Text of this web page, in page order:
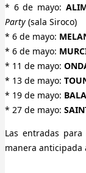
* 6 de mayo:
Party (sala Siroco)
* 6 de mayo:
* 6 de mayo:
* 11 de mayo:
* 13 de mayo:
* 19 de mayo: BALA
* 27 de mayo:
Las entradas
manera anticipada